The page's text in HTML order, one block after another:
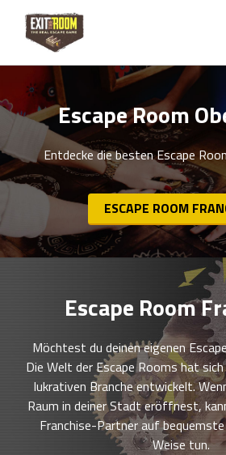
Escape Room
Entdecke die besten Escape
ESCAPE ROOM
Escape Room
Möchtest du deinen eigenen
Die Welt der Escape Rooms hat
lukrativen Branche entwickelt.
Raum in deiner Stadt eröffnest,
Franchise-Partner auf
Weise tun.